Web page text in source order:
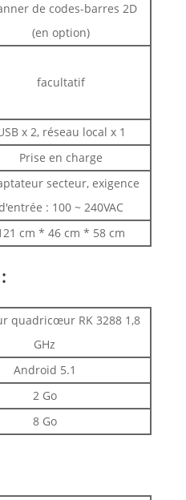
de codes-barres 2D
(en option)
facultatif
x 2, réseau local x 1
Prise en charge
secteur, exigence
: 100 ~ 240VAC
cm * 46 cm * 58 cm
quadricœur RK 3288 1,8
GHz
Android 5.1
2 Go
8 Go